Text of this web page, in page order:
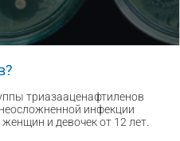
триазааценафтиленов
инфекции
и девочек от 12 лет.